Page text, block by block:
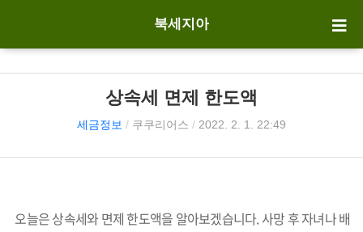
북세지아
상속세 면제 한도액
세금정보 / 쿠쿠리어스 / 2022. 2. 1. 22:49
오늘은 상속세와 면제 한도액을 알아보겠습니다. 사망 후 자녀나 배